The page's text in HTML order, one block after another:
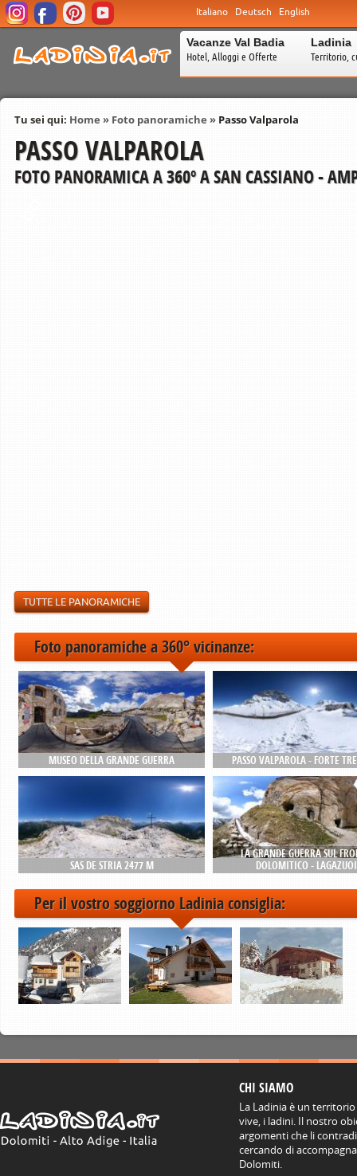
Italiano Deutsch English
Vacanze Val Badia
Hotel, Alloggi e Offerte
Ladinia
Territorio,
Tu sei qui: Home» Foto panoramiche » Passo Valparola
PASSO VALPAROLA
FOTO PANORAMICA A 360º A SAN CASSIANO -
TUTTE LE PANORAMICHE
Foto panoramiche a 360° vicinanze:
MUSEO DELLA GRANDE GUERRA PASSO VALPAROLA - FORTE
SAS DE STRIA 2477 M
LA GRANDE GUERRA SUL
DOLOMITICO - LAGAZUOI
Per il vostro soggiorno Ladinia consiglia:
CHI SIAMO
La Ladinia è un
vive, i ladini. Il nostro
argomenti che li
cercando di
Dolomiti.